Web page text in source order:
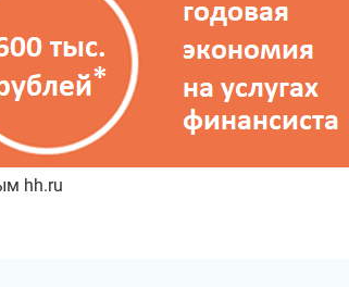
hh.ru
Записаться на встречу